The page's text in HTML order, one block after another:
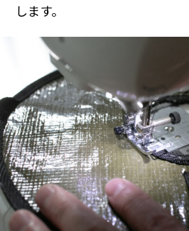
します。